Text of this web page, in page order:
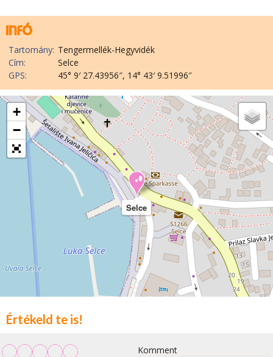
Tartomány: Tengermellék-Hegyvidék
Cím:
Selce
GPS:
45° 9′ 27.43956″, 14° 43′ 9.51996″
Selce
+
−
Értékeld te is!
Komment